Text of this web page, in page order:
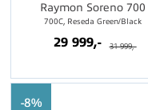
Raymon Soreno 700
700C, Reseda Green/Black
29 999,- 31 999,-
8%